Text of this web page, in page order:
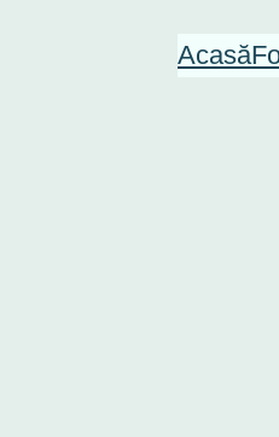
Acasă